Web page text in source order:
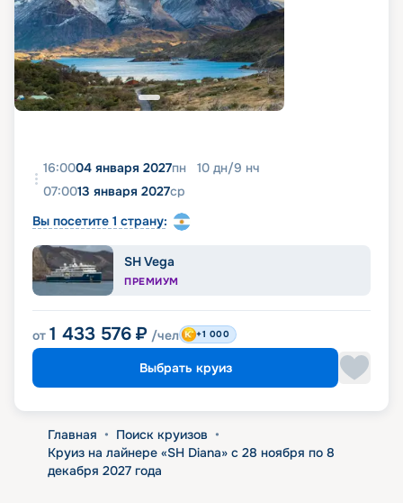
16:0004 января 2027пн 10 дн/9 нч
07:0013 января 2027ср
Вы посетите 1 страну:
SH Vega
ПРЕМИУМ
от 1 433 576 ₽ /чел +1 000
Выбрать круиз
Главная • Поиск круизов •
Круиз на лайнере «SH Diana» с 28 ноября по 8
декабря 2027 года